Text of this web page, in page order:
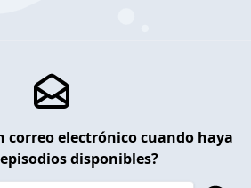
correo electrónico cuando haya
disponibles?